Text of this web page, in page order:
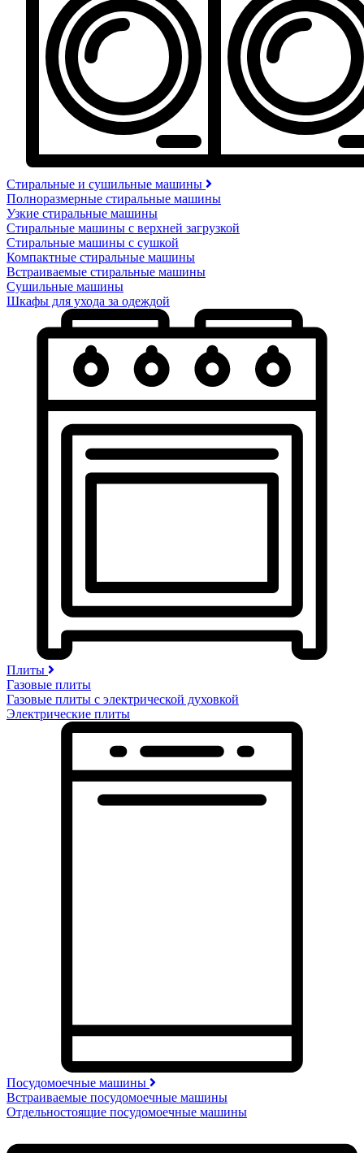
Стиральные и сушильные машины
Полноразмерные стиральные машины
Узкие стиральные машины
Стиральные машины с верхней загрузкой
Стиральные машины с сушкой
Компактные стиральные машины
Встраиваемые стиральные машины
Сушильные машины
Шкафы для ухода за одеждой
Плиты
Газовые плиты
Газовые плиты с электрической духовкой
Электрические плиты
Посудомоечные машины
Встраиваемые посудомоечные машины
Отдельностоящие посудомоечные машины